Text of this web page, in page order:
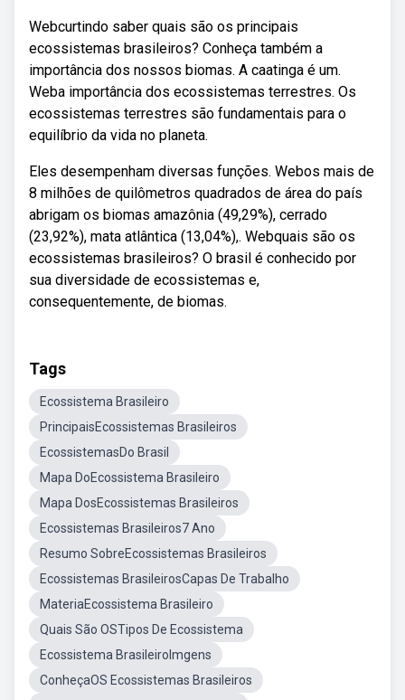
Webcurtindo saber quais são os principais
ecossistemas brasileiros? Conheça também a
importância dos nossos biomas. A caatinga é um.
Weba importância dos ecossistemas terrestres. Os
ecossistemas terrestres são fundamentais para o
equilíbrio da vida no planeta.
Eles desempenham diversas funções. Webos mais de
8 milhões de quilômetros quadrados de área do país
abrigam os biomas amazônia (49,29%), cerrado
(23,92%), mata atlântica (13,04%),. Webquais são os
ecossistemas brasileiros? O brasil é conhecido por
sua diversidade de ecossistemas e,
consequentemente, de biomas.
Tags
Ecossistema Brasileiro
PrincipaisEcossistemas Brasileiros
EcossistemasDo Brasil
Mapa DoEcossistema Brasileiro
Mapa DosEcossistemas Brasileiros
Ecossistemas Brasileiros7 Ano
Resumo SobreEcossistemas Brasileiros
Ecossistemas BrasileirosCapas De Trabalho
MateriaEcossistema Brasileiro
Quais São OSTipos De Ecossistema
Ecossistema BrasileiroImgens
ConheçaOS Ecossistemas Brasileiros